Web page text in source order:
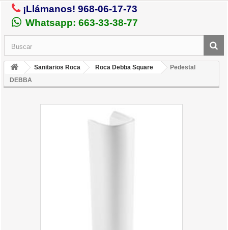
¡Llámanos! 968-06-17-73
Whatsapp: 663-33-38-77
Sanitarios Roca Roca Debba Square
Pedestal
DEBBA